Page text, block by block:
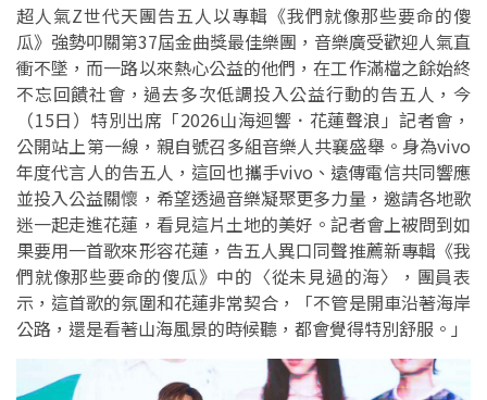
超人氣Z世代天團告五人以專輯《我們就像那些要命的傻
瓜》強勢叩關第37屆金曲獎最佳樂團，音樂廣受歡迎人氣直
衝不墜，而一路以來熱心公益的他們，在工作滿檔之餘始終
不忘回饋社會，過去多次低調投入公益行動的告五人，今
（15日）特別出席「2026山海迴響．花蓮聲浪」記者會，
公開站上第一線，親自號召多組音樂人共襄盛舉。身為vivo
年度代言人的告五人，這回也攜手vivo、遠傳電信共同響應
並投入公益關懷，希望透過音樂凝聚更多力量，邀請各地歌
迷一起走進花蓮，看見這片土地的美好。記者會上被問到如
果要用一首歌來形容花蓮，告五人異口同聲推薦新專輯《我
們就像那些要命的傻瓜》中的〈從未見過的海〉，團員表
示，這首歌的氛圍和花蓮非常契合，「不管是開車沿著海岸
公路，還是看著山海風景的時候聽，都會覺得特別舒服。」